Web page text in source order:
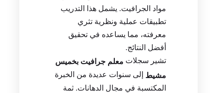
مواد الجرافيت. يشمل هذا التدريب
تطبيقات عملية ونظرية تثري
معرفته، مما يساعده في تحقيق
أفضل النتائج.
تشير سجلات معلم جرافيت بخميس
مشيط إلى سنوات عديدة من الخبرة
المكتسبة في مجال الدهانات. ثمة